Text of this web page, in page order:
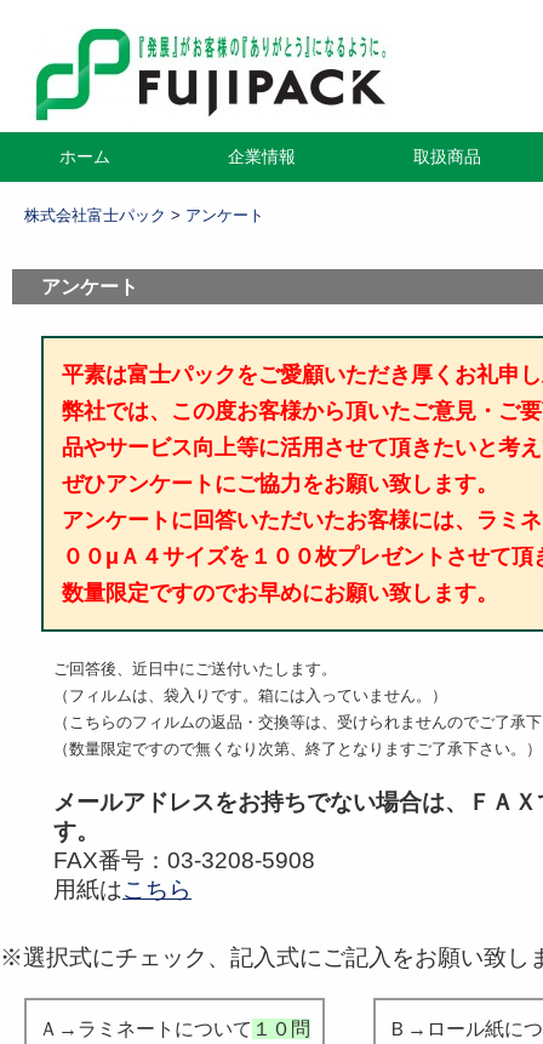
メインメニュー
ン
テ
ツ
へ
ホーム 企業情報 取扱商品
株式会社富士パック > アンケート
アンケート
平素は富士パックをご愛顧いただき厚くお礼申
弊社では、この度お客様から頂いたご意見・ご
品やサービス向上等に活用させて頂きたいと考
ぜひアンケートにご協力をお願い致します。
アンケートに回答いただいたお客様には、ラミ
００μＡ４サイズを１００枚プレゼントさせて頂
数量限定ですのでお早めにお願い致します。
ご回答後、近日中にご送付いたします。
（フィルムは、袋入りです。箱には入っていません。）
（こちらのフィルムの返品・交換等は、受けられませんのでご了承
（数量限定ですので無くなり次第、終了となりますご了承下さい。）
メールアドレスをお持ちでない場合は、ＦＡ
す。
FAX番号：03-3208-5908
用紙はこちら
※選択式にチェック、記入式にご記入をお願い致し
Ａ→ラミネートについて １０問 Ｂ→ロール紙に